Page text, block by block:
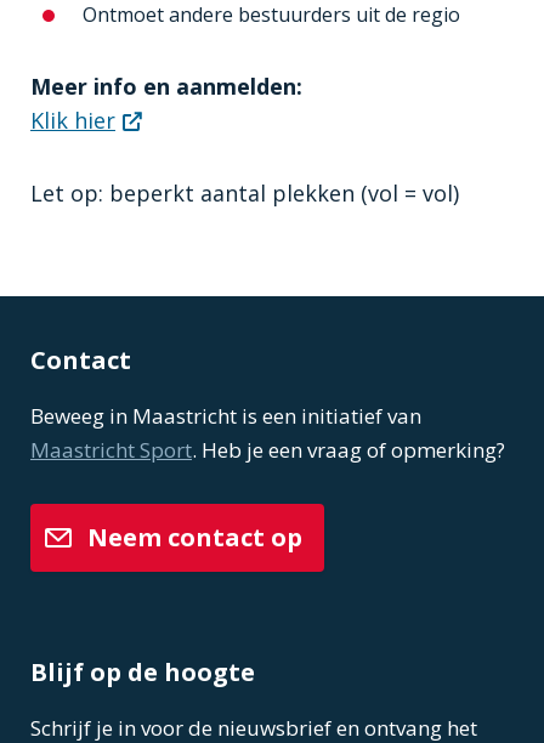
Ontmoet andere bestuurders uit de regio
Meer info en aanmelden:
Klik hier
Let op: beperkt aantal plekken (vol = vol)
Contact
Beweeg in Maastricht is een initiatief van
Maastricht Sport. Heb je een vraag of opmerking?
Neem contact op
Blijf op de hoogte
Schrijf je in voor de nieuwsbrief en ontvang het